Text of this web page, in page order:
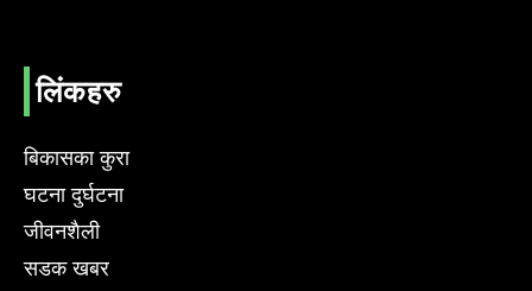
लिंकहरु
बिकासका कुरा
घटना दुर्घटना
जीवनशैली
सडक खबर